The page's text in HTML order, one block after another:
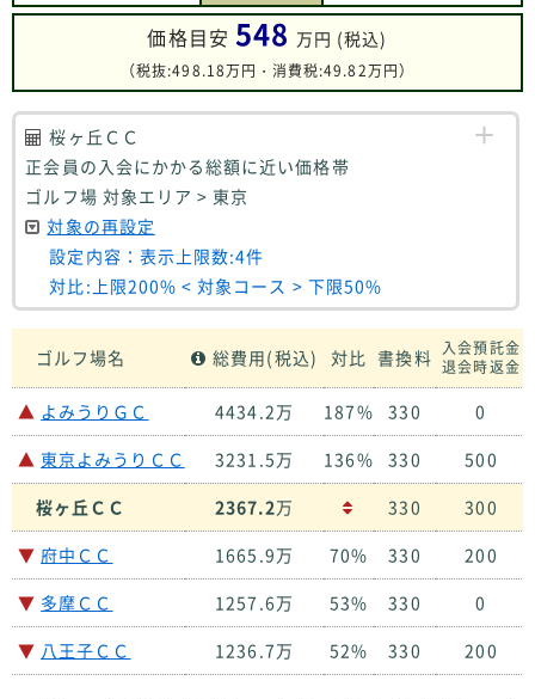
価格目安 548 万円 (税込)
（税抜:498.18万円・消費税:49.82万円）
桜ヶ丘ＣＣ
正会員の入会にかかる総額に近い価格帯
ゴルフ場 対象エリア > 東京
対象の再設定
設定内容：表示上限数:4件
対比:上限200% < 対象コース > 下限50%
ゴルフ場名 総費用(税込) 対比 書換料 入会預託金
退会時返金
▲ よみうりＧＣ 4434.2万 187% 330
0
▲ 東京よみうりＣＣ 3231.5万 136% 330
500
桜ヶ丘ＣＣ
2367.2万 330
300
▼ 府中ＣＣ 1665.9万 70% 330
200
▼ 多摩ＣＣ 1257.6万 53% 330
0
▼ 八王子ＣＣ 1236.7万 52% 330 200